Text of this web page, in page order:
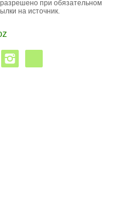
при обязательном
на источник.
pinterest